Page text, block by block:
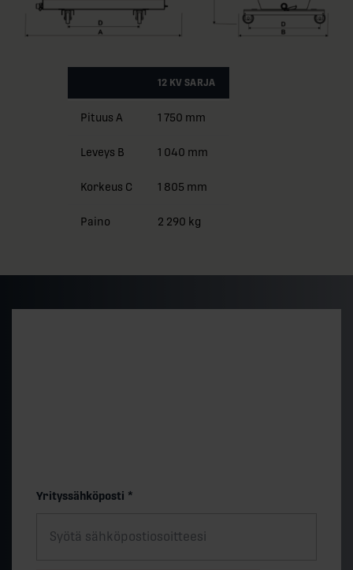
12 KV SARJA
Pituus A 1 750 mm
Leveys B 1 040 mm
Korkeus C 1 805 mm
Paino 2 290 kg
Yrityssähköposti *